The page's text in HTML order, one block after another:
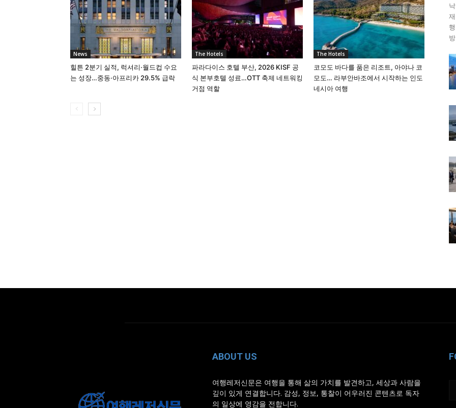
News
힐튼 2분기 실적, 럭셔리·월드컵 수요
는 성장…중동·아프리카 29.5% 급락
The Hotels
파라다이스 호텔 부산, 2026 KISF 공
식 본부호텔 성료…OTT 축제 네트워킹
거점 역할
The Hotels
코모도 바다를 품은 리조트, 아야나 코
모도… 라부안바조에서 시작하는 인도
네시아 여행
ABOUT US
여행레저신문은 여행을 통해 삶의 가치를 발견하고, 세상과 사람을
깊이 있게 연결합니다. 감성, 정보, 통찰이 어우러진 콘텐츠로 독자
의 일상에 영감을 전합니다.